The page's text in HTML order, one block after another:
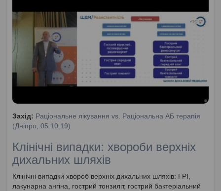
Захід: Раціональне лікування vs. Раціональна АБ терапія
(Дніпро, 05.10.19)
Клінічні випадки: хвороби верхніх
дихальних шляхів
Клінічні випадки хвороб верхніх дихальних шляхів: ГРІ,
лакунарна ангіна, гострий тонзиліт, гострий бактеріальний